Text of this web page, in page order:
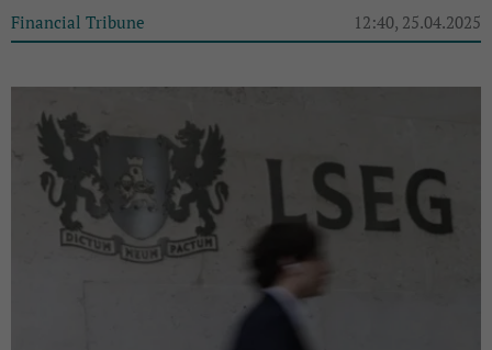
Financial Tribune 12:40, 25.04.2025